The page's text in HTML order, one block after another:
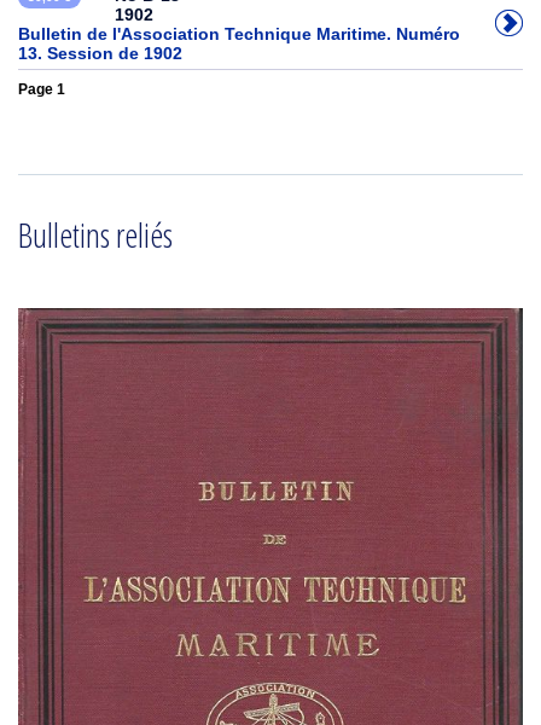
1902
Bulletin de l'Association Technique Maritime. Numéro
13. Session de 1902
Page 1
Bulletins reliés